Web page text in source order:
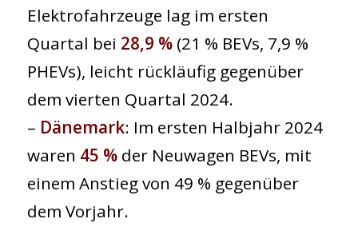
Elektrofahrzeuge lag im ersten
Quartal bei 28,9 %(21 % BEVs, 7,9 %
PHEVs), leicht rückläufig gegenüber
dem vierten Quartal 2024.
– Dänemark: Im ersten Halbjahr 2024
waren 45 %der Neuwagen BEVs, mit
einem Anstieg von 49 % gegenüber
dem Vorjahr.